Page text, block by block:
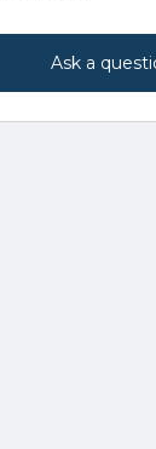
Ask a